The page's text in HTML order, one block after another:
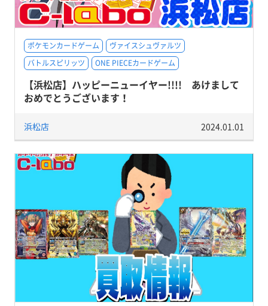
ポケモンカードゲーム
ヴァイスシュヴァルツ
バトルスピリッツ
ONE PIECEカードゲーム
【浜松店】ハッピーニューイヤー!!!! あけまして
おめでとうございます！
浜松店 2024.01.01